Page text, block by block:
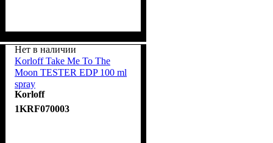
Нет в наличии
Korloff Take Me To The
Moon TESTER EDP 100 ml
spray
Korloff
1KRF070003